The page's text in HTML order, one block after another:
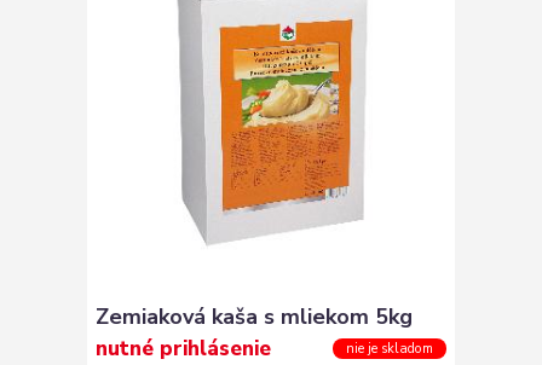
Zemiaková kaša s mliekom 5kg
nutné prihlásenie nie je skladom